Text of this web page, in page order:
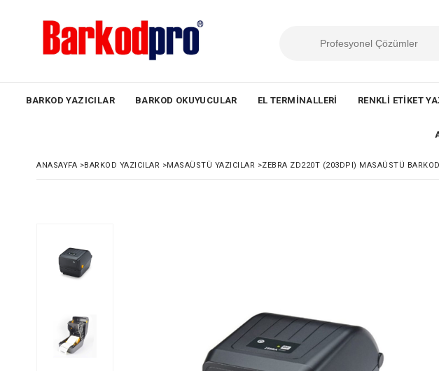
BARKOD YAZICILAR BARKOD OKUYUCULAR EL TERMINALLERI RENKLI ETIKET
ANASAYFA >BARKOD YAZICILAR >MASAÜSTÜ YAZICILAR >ZEBRA ZD220T (203DPI) MASAÜSTÜ